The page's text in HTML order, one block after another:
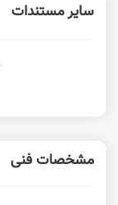
سایر مستندات
مشخصات فنی